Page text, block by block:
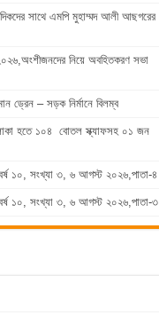
সাথে এমপি মুহাম্মদ আলী আছগরের
নিয়ে অবহিতকরণ সভা
ড্রেন – সড়ক নির্মানে বিলম্ব
হতে ১০৪ বোতল স্ক্যাফসহ ০১ জন
বর্ষ ১০, সংখ্যা ৩, ৬ আগস্ট ২০২৬,পাতা-৪
বর্ষ ১০, সংখ্যা ৩, ৬ আগস্ট ২০২৬,পাতা-৩